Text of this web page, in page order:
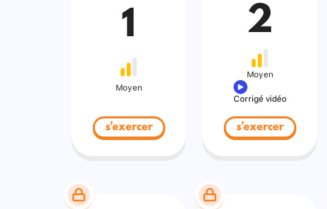
1
Moyen
s'exercer
2
Moyen
Corrigé vidéo
s'exercer